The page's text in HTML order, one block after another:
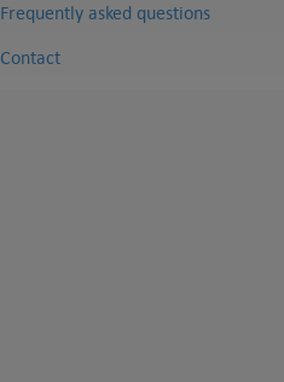
Frequently asked questions
Contact